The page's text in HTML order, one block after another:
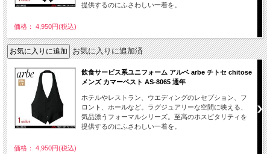
提供するのにふさわしい一着を。
価格： 4,950円(税込)
お気に入りに追加済
飲食サービス系ユニフォーム アルベ arbe チトセ chitose
メンズ カマーベスト AS-8065 通年
ホテルやレストラン、ウエディングのレセプション、フ
ロント、ホールなど。ラグジュアリーな空間に映える、
気品漂うフォーマルシリーズ。至高のホスピタリティを
提供するのにふさわしい一着を。
価格： 4,950円(税込)